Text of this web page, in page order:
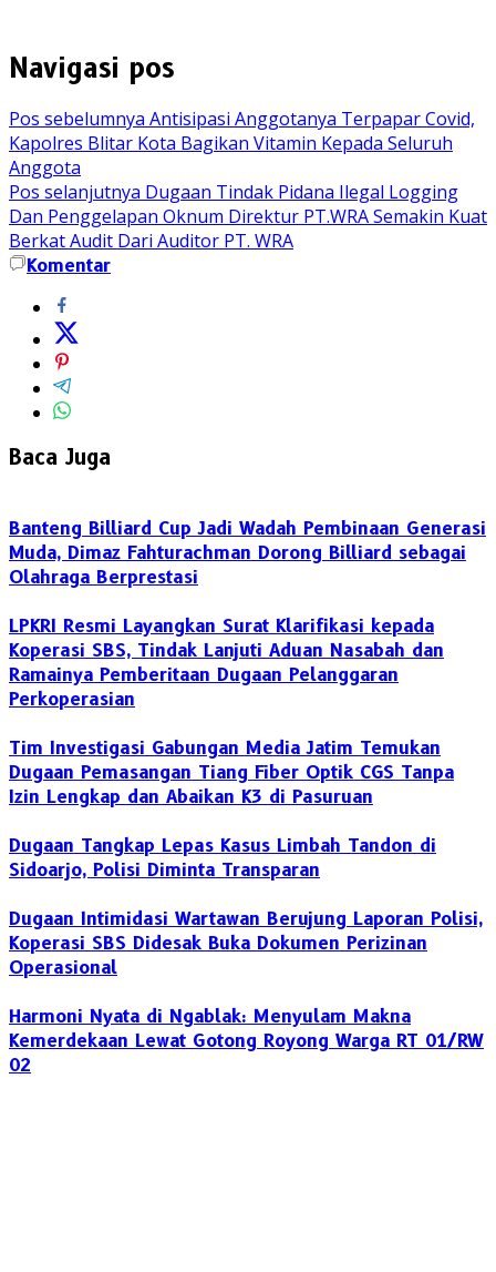
Navigasi pos
Pos sebelumnya Antisipasi Anggotanya Terpapar Covid,
Kapolres Blitar Kota Bagikan Vitamin Kepada Seluruh
Anggota
Pos selanjutnya Dugaan Tindak Pidana Ilegal Logging
Dan Penggelapan Oknum Direktur PT.WRA Semakin Kuat
Berkat Audit Dari Auditor PT. WRA
Komentar
Baca Juga
Banteng Billiard Cup Jadi Wadah Pembinaan Generasi
Muda, Dimaz Fahturachman Dorong Billiard sebagai
Olahraga Berprestasi
LPKRI Resmi Layangkan Surat Klarifikasi kepada
Koperasi SBS, Tindak Lanjuti Aduan Nasabah dan
Ramainya Pemberitaan Dugaan Pelanggaran
Perkoperasian
Tim Investigasi Gabungan Media Jatim Temukan
Dugaan Pemasangan Tiang Fiber Optik CGS Tanpa
Izin Lengkap dan Abaikan K3 di Pasuruan
Dugaan Tangkap Lepas Kasus Limbah Tandon di
Sidoarjo, Polisi Diminta Transparan
Dugaan Intimidasi Wartawan Berujung Laporan Polisi,
Koperasi SBS Didesak Buka Dokumen Perizinan
Operasional
Harmoni Nyata di Ngablak: Menyulam Makna
Kemerdekaan Lewat Gotong Royong Warga RT 01/RW
02